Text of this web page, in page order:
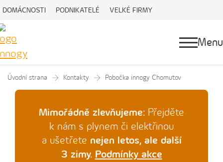
DOMÁCNOSTI PODNIKATELÉ VELKÉ FIRMY
Menu
Úvodní strana Kontakty Pobočka innogy Chomutov
Mimořádně zlevňujeme: Přejděte
k nám s plynem či elektřinou
a ušetřete nejen letos, ale další
3 zimy. Podmínky akce